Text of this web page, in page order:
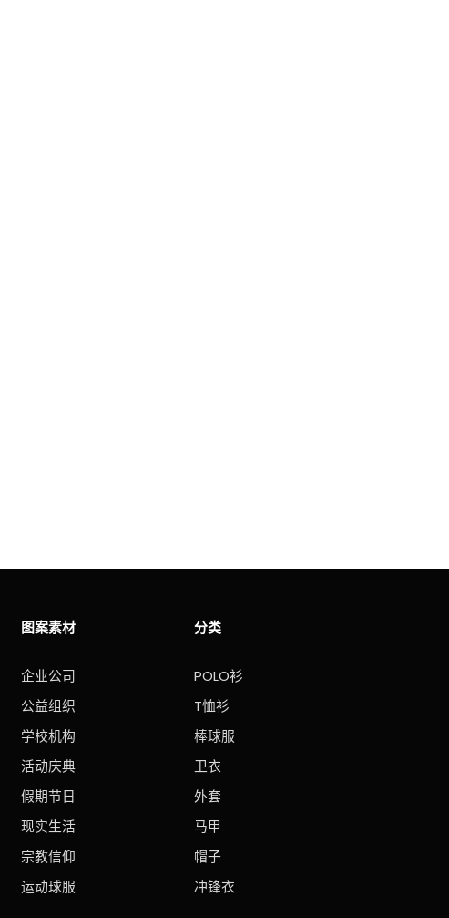
图案素材
企业公司
公益组织
学校机构
活动庆典
假期节日
现实生活
宗教信仰
运动球服
分类
POLO衫
T恤衫
棒球服
卫衣
外套
马甲
帽子
冲锋衣